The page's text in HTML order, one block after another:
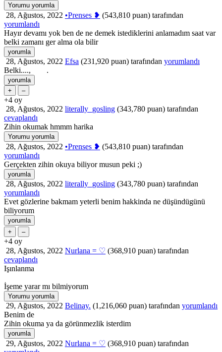
28, Ağustos, 2022 •Prenses ❥ (543,810 puan) tarafından
yorumlandı
Hayır devamı yok ben de ne demek istediklerini anlamadım saat var
belki zamanı ger alma ola bilir
28, Ağustos, 2022 Efsa (231,920 puan) tarafından yorumlandı
Belki...., .
+4 oy
28, Ağustos, 2022 literally_gosling (343,780 puan) tarafından
cevaplandı
Zihin okumak hmmm harika
28, Ağustos, 2022 •Prenses ❥ (543,810 puan) tarafından
yorumlandı
Gerçekten zihin okuya biliyor musun peki ;)
28, Ağustos, 2022 literally_gosling (343,780 puan) tarafından
yorumlandı
Evet gözlerine bakmam yeterli benim hakkinda ne düşündügünü
biliyorum
+4 oy
28, Ağustos, 2022 Nurlana = ♡ (368,910 puan) tarafından
cevaplandı
Işınlanma
İşeme yarar mı bilmiyorum
29, Ağustos, 2022 Belinay. (1,216,060 puan) tarafından yorumlandı
Benim de
Zihin okuma ya da görünmezlik isterdim
29, Ağustos, 2022 Nurlana = ♡ (368,910 puan) tarafından